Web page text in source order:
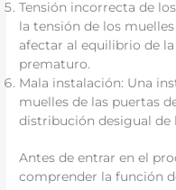
Tensión incorrecta de
la tensión de los
afectar al equilibrio de
prematuro.
Mala instalación: Una
muelles de las puertas
distribución desigual de
Antes de entrar en el
comprender la función